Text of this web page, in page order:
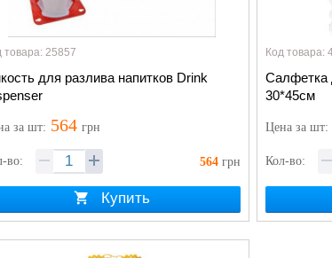
товара: 25857
для разлива напитков Drink
за шт: 564 грн
во: 564 грн
Купить
Код товара:
Салфетка
30*45см
Ценаза шт:
Кол-во: